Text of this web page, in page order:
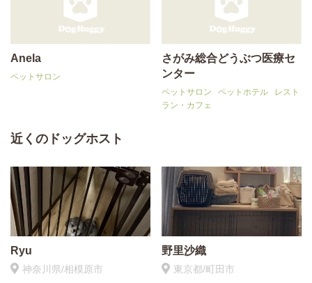
Anela
ペットサロン
さがみ総合どうぶつ医療セ
ンター
ペットサロン ペットホテル
レスト
ラン・カフェ
近くのドッグホスト
Ryu
神奈川県/相模原市
野里沙織
東京都/町田市